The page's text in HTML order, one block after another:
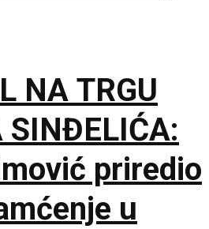
NA TRGU
SINĐELIĆA:
priredio
u